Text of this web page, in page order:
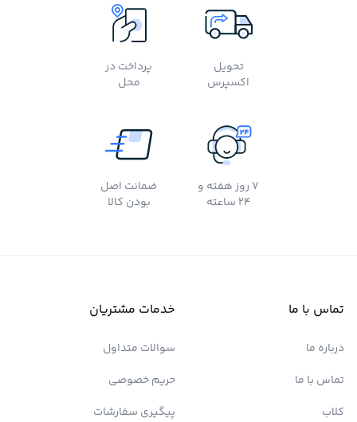
تحویل
اکسپرس
پرداخت در
محل
7 روز هفته و
24 ساعته
ضمانت اصل
بودن کالا
تماس با ما
درباره ما
تماس با ما
کلاب
خدمات مشتریان
سوالات متداول
حریم خصوصی
پیگیری سفارشات